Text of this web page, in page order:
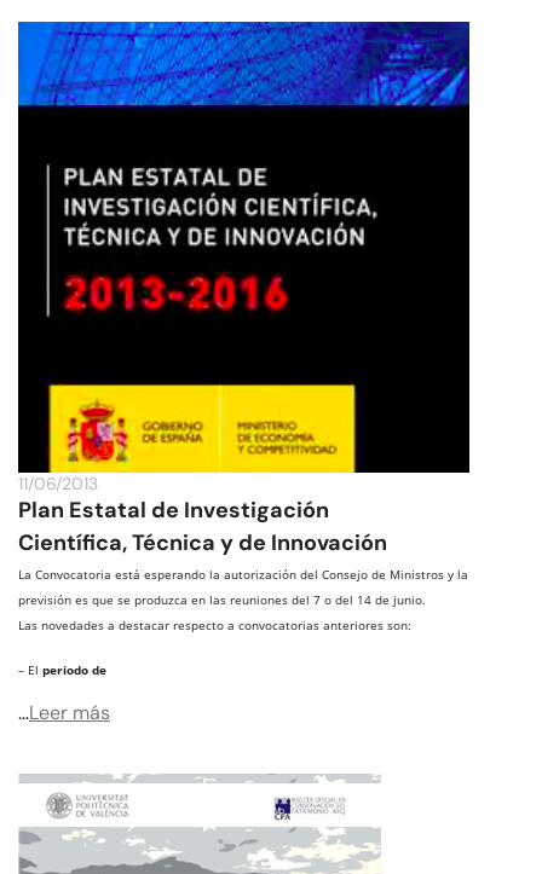
11/06/2013
Plan Estatal de Investigación
Científica, Técnica y de Innovación
La Convocatoria está esperando la autorización del Consejo de Ministros y la
previsión es que se produzca en las reuniones del 7 o del 14 de junio.
Las novedades a destacar respecto a convocatorias anteriores son:
– El periodo de
…Leer más